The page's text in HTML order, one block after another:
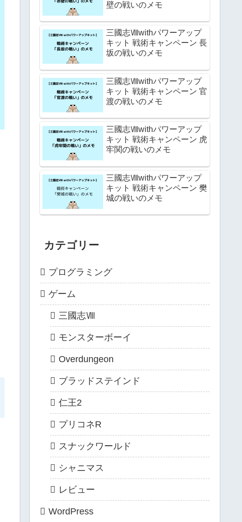
壁の戦いのメモ
三國志Ⅷwithパワーアップ
キット 戦術キャンペーン 長
坂の戦いのメモ
三國志Ⅷwithパワーアップ
キット 戦術キャンペーン 官
渡の戦いのメモ
三國志Ⅷwithパワーアップ
キット 戦術キャンペーン 虎
牢関の戦いのメモ
三國志Ⅷwithパワーアップ
キット 戦術キャンペーン 樊
城の戦いのメモ
カテゴリー
プログラミング
ゲーム
三國志Ⅷ
モンスターボーイ
Overdungeon
ブラッドステインド
仁王2
プリコネR
スナックワールド
シャニマス
レビュー
WordPress